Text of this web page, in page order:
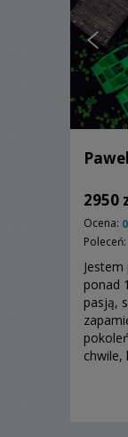
2950
Ocena:
Poleceń:
ponad
pasją,
chwile,